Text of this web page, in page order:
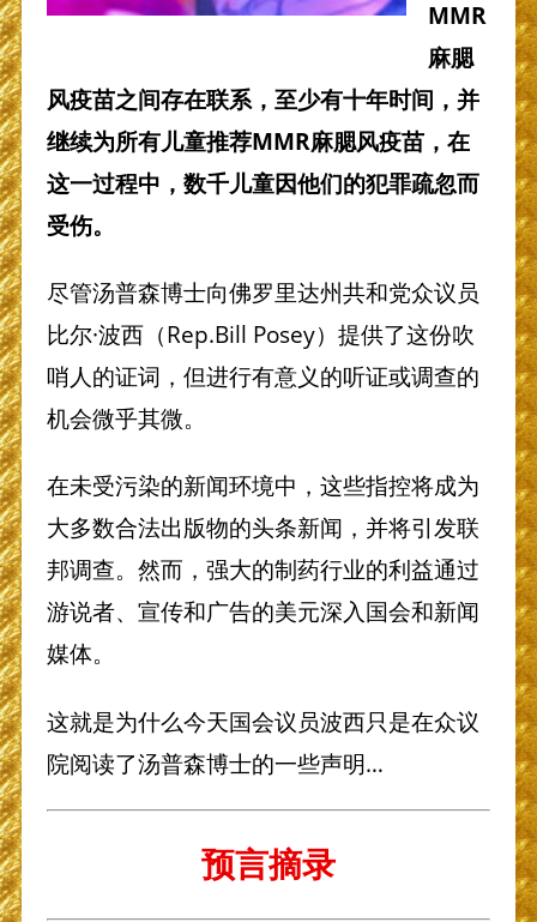
MMR
麻腮
风疫苗之间存在联系，至少有十年时间，并
继续为所有儿童推荐MMR麻腮风疫苗，在
这一过程中，数千儿童因他们的犯罪疏忽而
受伤。
尽管汤普森博士向佛罗里达州共和党众议员
比尔·波西（Rep.Bill Posey）提供了这份吹
哨人的证词，但进行有意义的听证或调查的
机会微乎其微。
在未受污染的新闻环境中，这些指控将成为
大多数合法出版物的头条新闻，并将引发联
邦调查。然而，强大的制药行业的利益通过
游说者、宣传和广告的美元深入国会和新闻
媒体。
这就是为什么今天国会议员波西只是在众议
院阅读了汤普森博士的一些声明…
预言摘录